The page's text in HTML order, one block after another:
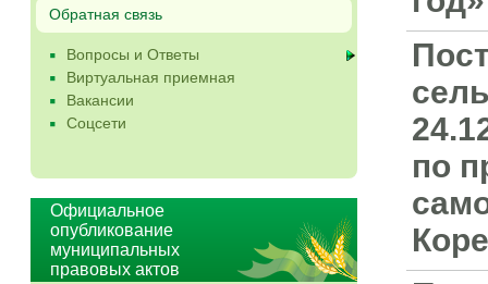
Обратная связь
Вопросы и Ответы
Виртуальная приемная
Вакансии
Соцсети
Официальное
опубликование
муниципальных
правовых актов
по